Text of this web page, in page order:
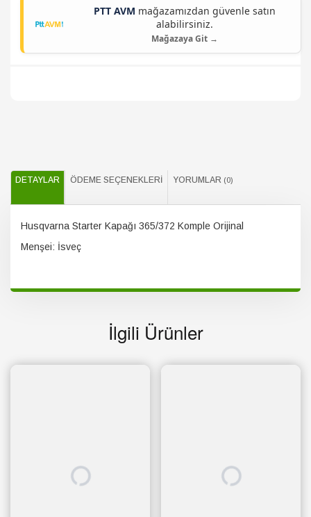
PTT AVM mağazamızdan güvenle satın
alabilirsiniz.
Mağazaya Git →
DETAYLAR ÖDEME SEÇENEKLERI YORUMLAR (0)
Husqvarna Starter Kapağı 365/372 Komple Orijinal
Menşei: İsveç
İlgili Ürünler